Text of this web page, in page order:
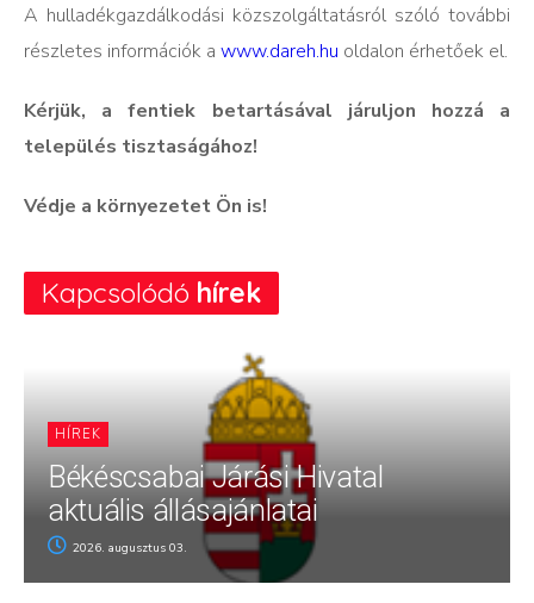
A hulladékgazdálkodási közszolgáltatásról szóló további
részletes információk a www.dareh.hu oldalon érhetőek el.
Kérjük, a fentiek betartásával járuljon hozzá a
település tisztaságához!
Védje a környezetet Ön is!
Kapcsolódó hírek
HÍREK
Békéscsabai Járási Hivatal
aktuális állásajánlatai
2026. augusztus 03.